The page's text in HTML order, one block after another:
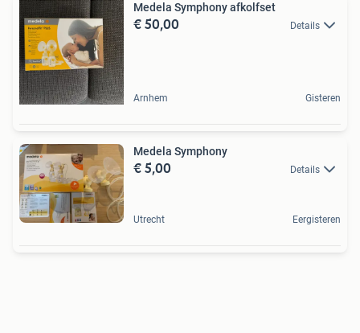
Medela Symphony afkolfset
€ 50,00 Details
Arnhem Gisteren
Medela Symphony
€ 5,00 Details
Utrecht Eergisteren